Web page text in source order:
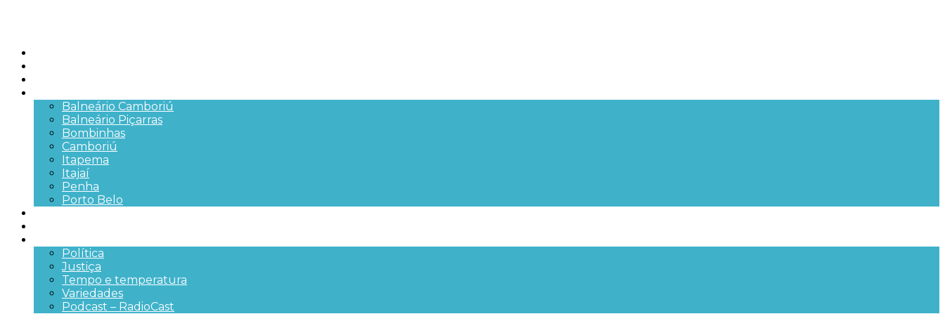
Balneário Camboriú
Balneário Piçarras
Bombinhas
Camboriú
Itapema
Itajaí
Penha
Porto Belo
Política
Justiça
Tempo e temperatura
Variedades
Podcast – RadioCast